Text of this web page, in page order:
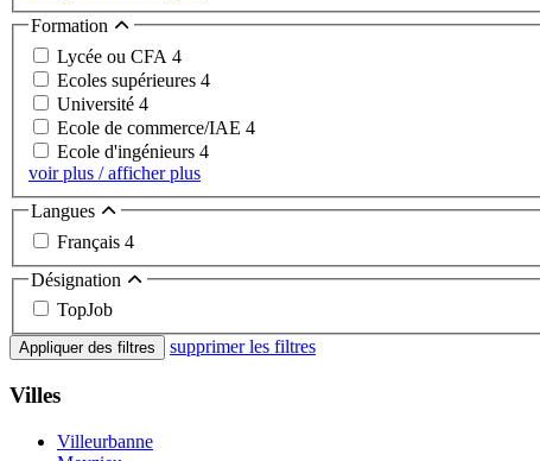
Formation
Lycée ou CFA 4
Ecoles supérieures 4
Université 4
Ecole de commerce/IAE 4
Ecole d'ingénieurs 4
voir plus / afficher plus
Langues
Français 4
Désignation
TopJob
Appliquer des filtres supprimer les filtres
Villes
Villeurbanne